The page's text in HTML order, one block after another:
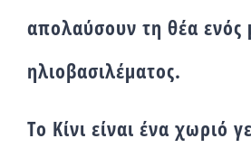
απολαύσουν τη θέα ενός
ηλιοβασιλέματος.
Το Κίνι είναι ένα χωριό